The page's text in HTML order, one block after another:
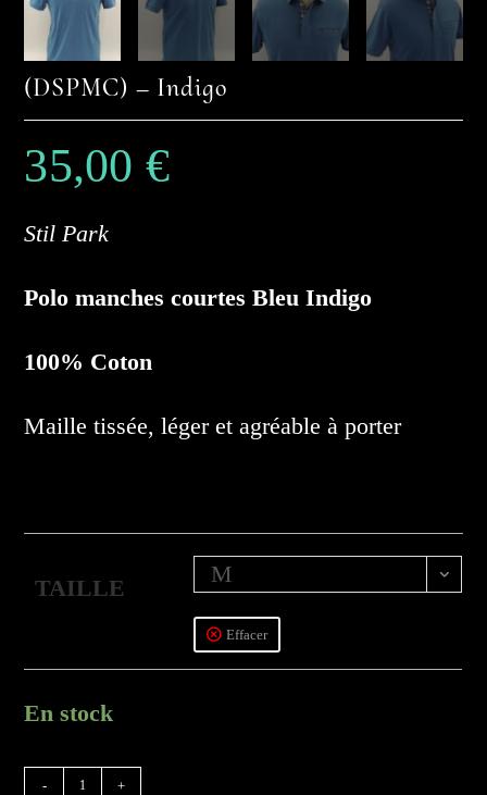
(DSPMC) – Indigo
35,00 €
Stil Park
Polo manches courtes Bleu Indigo
100% Coton
Maille tissée, léger et agréable à porter
TAILLE
M
Effacer
En stock
- +